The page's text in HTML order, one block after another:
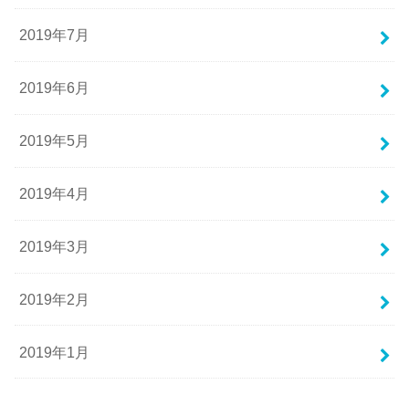
2019年7月
2019年6月
2019年5月
2019年4月
2019年3月
2019年2月
2019年1月